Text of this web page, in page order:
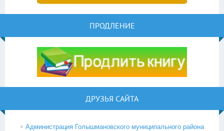
ПРОДЛЕНИЕ
ДРУЗЬЯ САЙТА
Администрация Голышмановского муниципального района